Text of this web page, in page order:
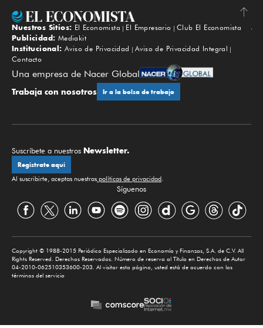
Subir
Nuestros Sitios: El Economista El Empresario
Club El Economista
Publicidad: Mediakit
Institucional: Aviso de Privacidad
Aviso de Privacidad Integral
Contacto
Una empresa de Nacer Global
Trabaja con nosotros Ir a la bolsa de trabajo
Suscríbete a nuestros Newsletter.
Regístrate aquí
Al suscribirte, aceptas nuestras políticas de privacidad.
Síguenos
Copyright © 1988-2015 Periódico Especializado en Economía y Finanzas, S.A. de C.V. All
Rights Reserved. Derechos Reservados. Número de reserva al Título en Derechos de Autor
04-2010-062510353600-203. Al visitar esta página, usted está de acuerdo con los
términos del servicio